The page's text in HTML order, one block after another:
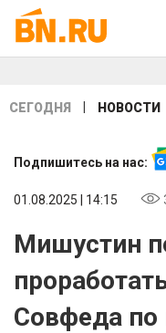
СЕГОДНЯ НОВОСТИ
Подпишитесь на нас:
01.08.2025 | 14:15
Мишустин
Совфеда по